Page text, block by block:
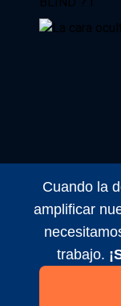
Cuando la
amplificar
trabajo.